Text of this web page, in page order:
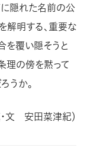
に隠れた名前の公
解明する、重要な
を覆い隠そうと
理の傍を黙って
うか。
文 安田菜津紀）